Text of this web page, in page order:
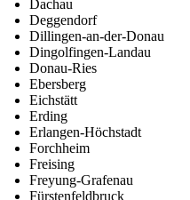
Dachau
Deggendorf
Dillingen-an-der-Donau
Dingolfingen-Landau
Donau-Ries
Ebersberg
Eichstätt
Erding
Erlangen-Höchstadt
Forchheim
Freising
Freyung-Grafenau
Fürstenfeldbruck